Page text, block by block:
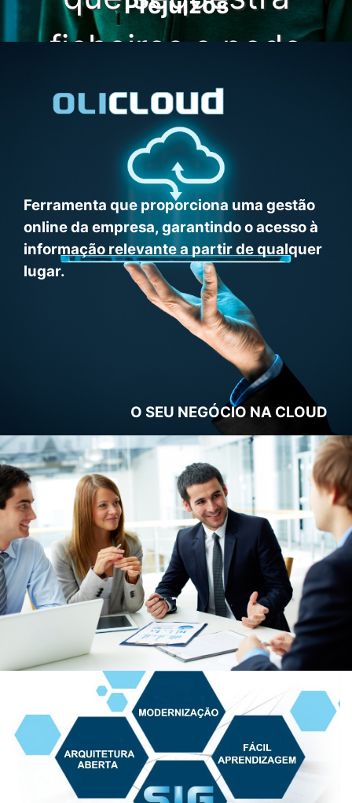
ficheiros e pede
resgate para libertá-
los
Ferramenta que proporciona uma gestão
online da empresa, garantindo o acesso à
informação relevante a partir de qualquer
lugar.
O SEU NEGÓCIO NA CLOUD